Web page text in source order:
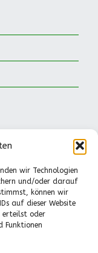
wir Technologien
und/oder darauf
können wir
auf dieser Website
erteilst oder
Funktionen